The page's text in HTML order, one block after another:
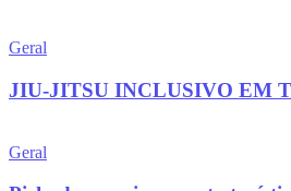
Geral
JIU-JITSU INCLUSIVO EM
Geral